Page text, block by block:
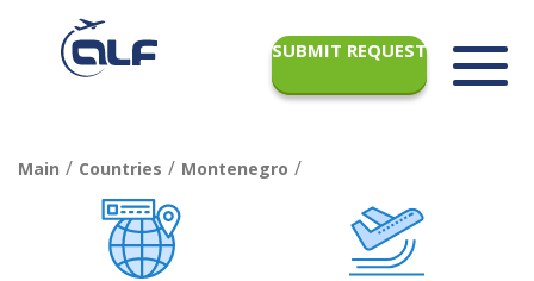
SUBMIT REQUEST
Main / Countries / Montenegro /